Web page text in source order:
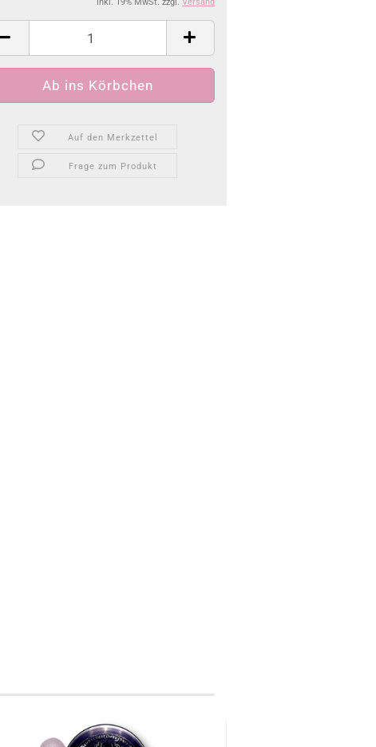
Auf den Merkzettel
Frage zum Produkt